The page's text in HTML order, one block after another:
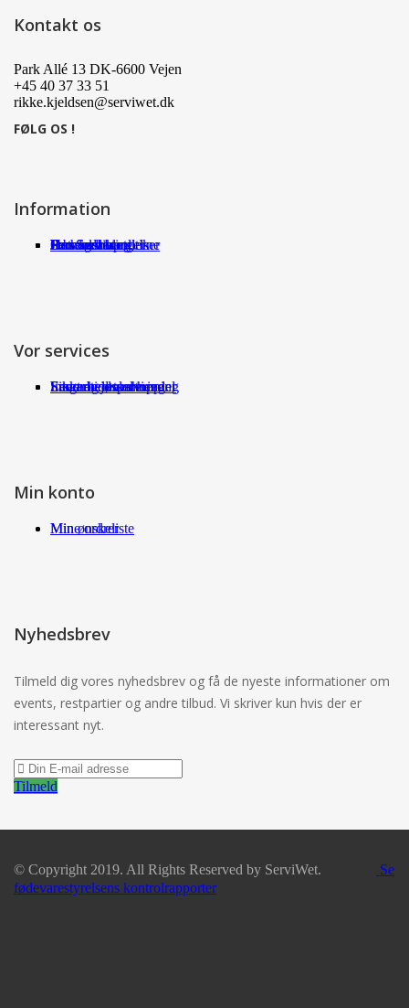
Kontakt os
Park Allé 13 DK-6600 Vejen
+45 40 37 33 51
rikke.kjeldsen@serviwet.dk
FØLG OS !
Information
Om Serviwet
Serviwet blog
Forhandlere
Persondatapolitik
Handelsbetingelser
Det siger kunderne
Jobs
Vor services
Fragt og returneringer
Sikkerhed ved handel
International shopping
Samarbejdspartnere
Leverandørservice
Min konto
Min ønskeliste
Mine ordrer
Nyhedsbrev
Tilmeld dig vores nyhedsbrev og få de nyeste informationer om
events, restpartier og andre tilbud. Vi skriver kun hvis der er
interessant nyt.
Tilmeld
© Copyright 2019. All Rights Reserved by ServiWet.
Se
fødevarestyrelsens kontrolrapporter